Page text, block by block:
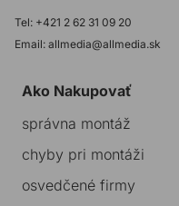
Tel: +421 2 62 31 09 20
Email: allmedia@allmedia.sk
Ako Nakupovať
správna montáž
chyby pri montáži
osvedčené firmy